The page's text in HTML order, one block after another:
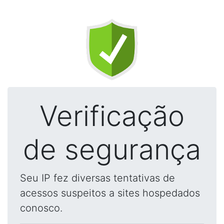
Verificação
de segurança
Seu IP fez diversas tentativas de
acessos suspeitos a sites hospedados
conosco.